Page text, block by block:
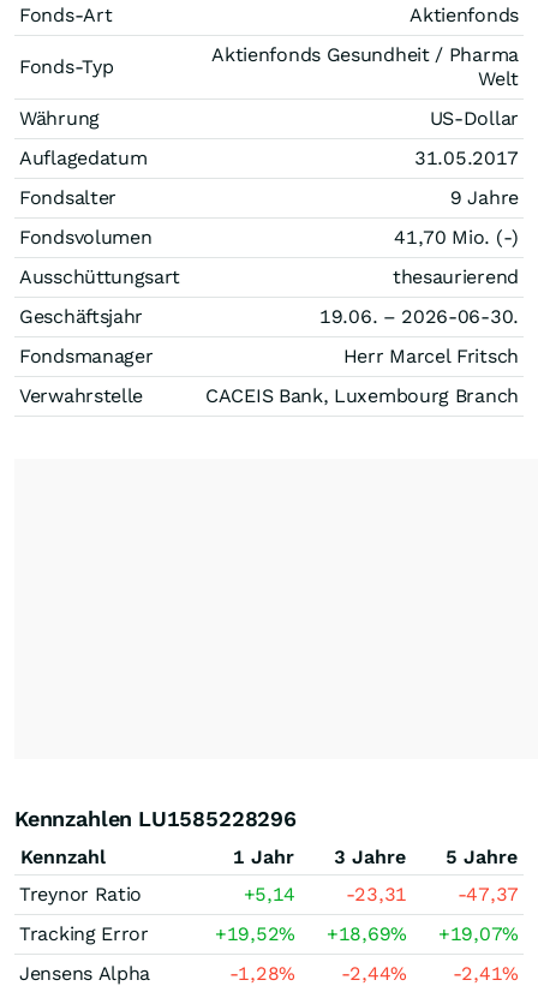
Fonds-Art Aktienfonds
Fonds-Typ
Aktienfonds Gesundheit / Pharma
Welt
Währung
US-Dollar
Auflagedatum
31.05.2017
Fondsalter
9 Jahre
Fondsvolumen
41,70 Mio. (-)
Ausschüttungsart
thesaurierend
Geschäftsjahr
19.06. – 2026-06-30.
Fondsmanager
Herr Marcel Fritsch
Verwahrstelle
CACEIS Bank, Luxembourg Branch
Kennzahlen LU1585228296
Kennzahl 1 Jahr 3 Jahre
5 Jahre
Treynor Ratio
+5,14 -23,31
-47,37
Tracking Error
+19,52% +18,69% +19,07%
Jensens Alpha
-1,28% -2,44% -2,41%